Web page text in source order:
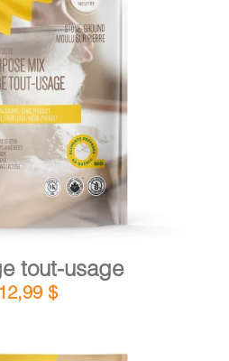
/ DÉTAILS
tout-usage
12,99 $